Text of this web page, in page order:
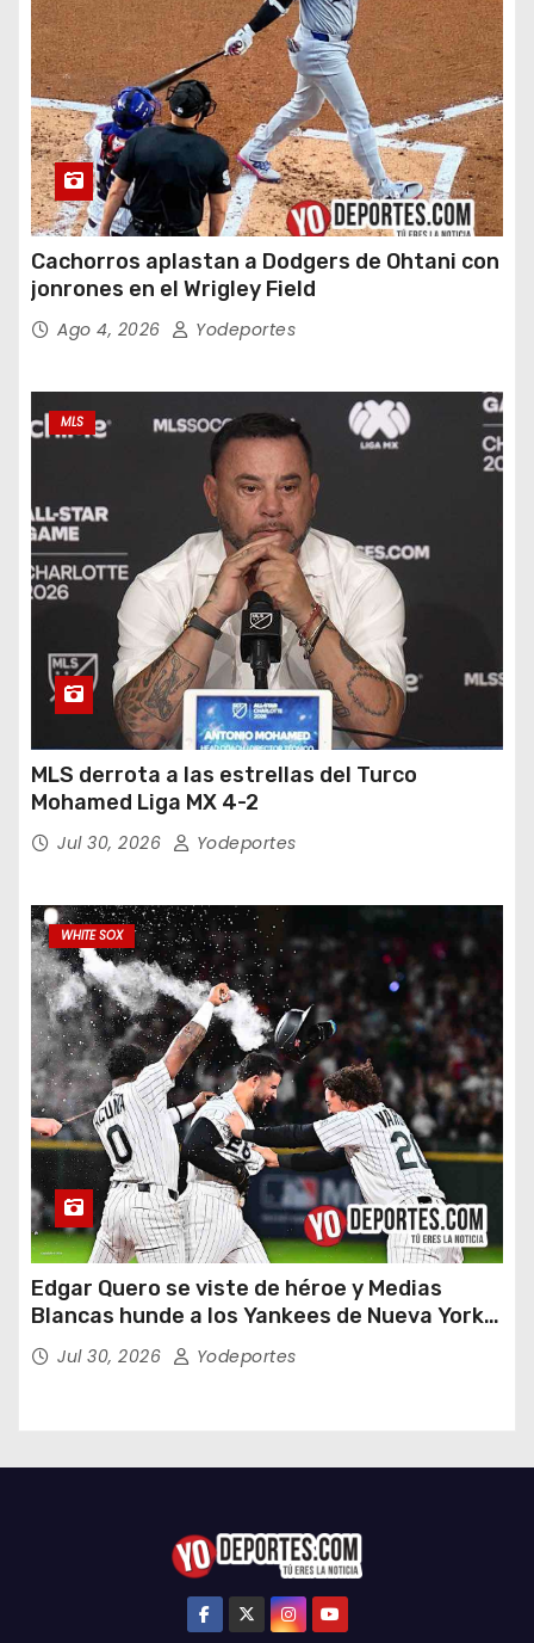
Cachorros aplastan a Dodgers de Ohtani con
jonrones en el Wrigley Field
Ago 4, 2026 Yodeportes
MLS
MLS derrota a las estrellas del Turco
Mohamed Liga MX 4-2
Jul 30, 2026 Yodeportes
WHITE SOX
Edgar Quero se viste de héroe y Medias
Blancas hunde a los Yankees de Nueva York
en doce entradas
Jul 30, 2026 Yodeportes